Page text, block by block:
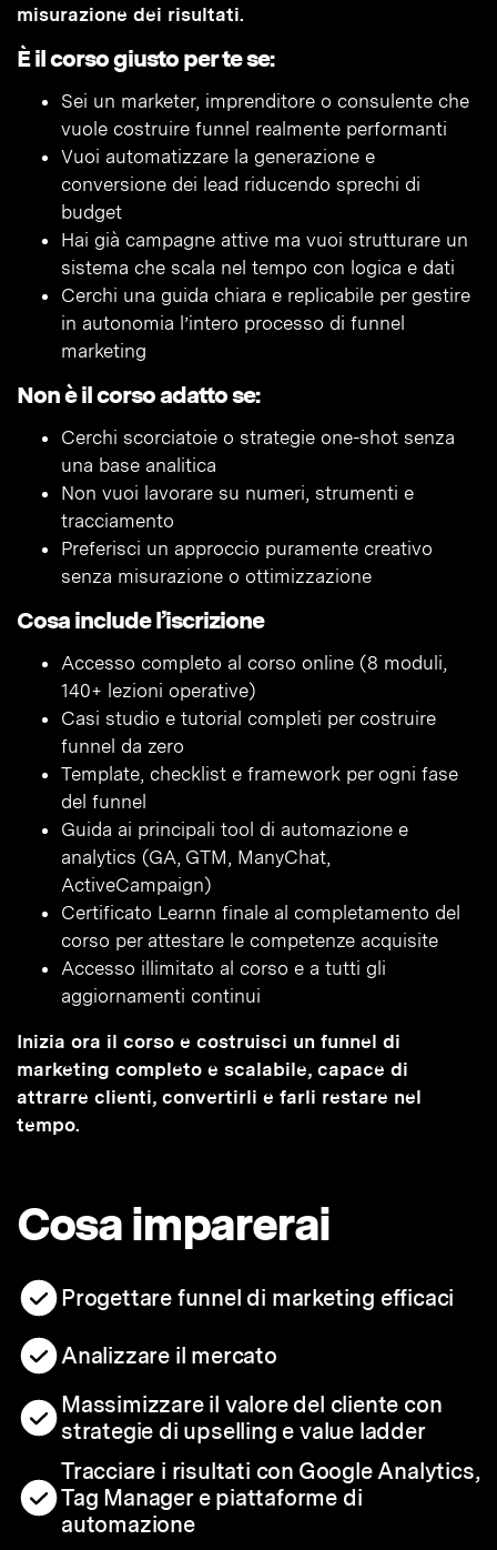
misurazione dei risultati.
È il corso giusto per te se:
Sei un marketer, imprenditore o consulente che
vuole costruire funnel realmente performanti
Vuoi automatizzare la generazione e
conversione dei lead riducendo sprechi di
budget
Hai già campagne attive ma vuoi strutturare un
sistema che scala nel tempo con logica e dati
Cerchi una guida chiara e replicabile per gestire
in autonomia l’intero processo di funnel
marketing
Non è il corso adatto se:
Cerchi scorciatoie o strategie one-shot senza
una base analitica
Non vuoi lavorare su numeri, strumenti e
tracciamento
Preferisci un approccio puramente creativo
senza misurazione o ottimizzazione
Cosa include l’iscrizione
Accesso completo al corso online (8 moduli,
140+ lezioni operative)
Casi studio e tutorial completi per costruire
funnel da zero
Template, checklist e framework per ogni fase
del funnel
Guida ai principali tool di automazione e
analytics (GA, GTM, ManyChat,
ActiveCampaign)
Certificato Learnn finale al completamento del
corso per attestare le competenze acquisite
Accesso illimitato al corso e a tutti gli
aggiornamenti continui
Inizia ora il corso e costruisci un funnel di
marketing completo e scalabile, capace di
attrarre clienti, convertirli e farli restare nel
tempo.
Cosa imparerai
Progettare funnel di marketing efficaci
Analizzare il mercato
Massimizzare il valore del cliente con
strategie di upselling e value ladder
Tracciare i risultati con Google Analytics,
Tag Manager e piattaforme di
automazione